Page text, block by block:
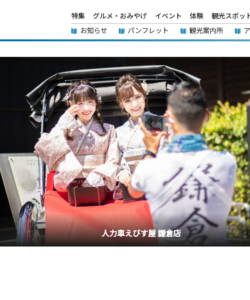
特集 グルメ・おみやげ イベント 体験
観光スポッ
お知らせ
パンフレット 観光案内所
人力車えびす屋 鎌倉店